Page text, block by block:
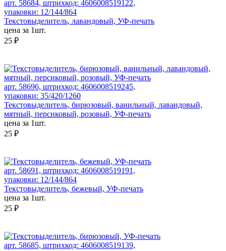
арт. 58684, штрихкод: 4606008519122,
упаковки: 12/144/864
Текстовыделитель, лавандовый, УФ-печать
цена за 1шт.
25 ₽
арт. 58696, штрихкод: 4606008519245,
упаковки: 35/420/1260
Текстовыделитель, бирюзовый, ванильный, лавандовый,
мятный, персиковый, розовый, УФ-печать
цена за 1шт.
25 ₽
арт. 58691, штрихкод: 4606008519191,
упаковки: 12/144/864
Текстовыделитель, бежевый, УФ-печать
цена за 1шт.
25 ₽
арт. 58685, штрихкод: 4606008519139,